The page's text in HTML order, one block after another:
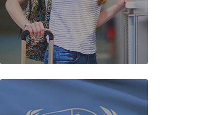
Başvuru Rehberi 2026